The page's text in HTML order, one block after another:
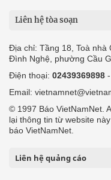
Liên hệ tòa soạn
Địa chỉ: Tầng 18, Toà nhà
Đình Nghệ, phường Cầu
Điện thoại: 02439369898
Email:
© 1997 Báo VietNamNet.
lại thông tin từ website
báo VietNamNet.
Liên hệ quảng cáo